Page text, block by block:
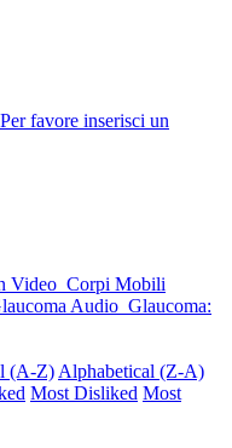
Per favore inserisci un
Video Corpi Mobili
Audio Glaucoma:
(A-Z) Alphabetical (Z-A)
Most Disliked Most